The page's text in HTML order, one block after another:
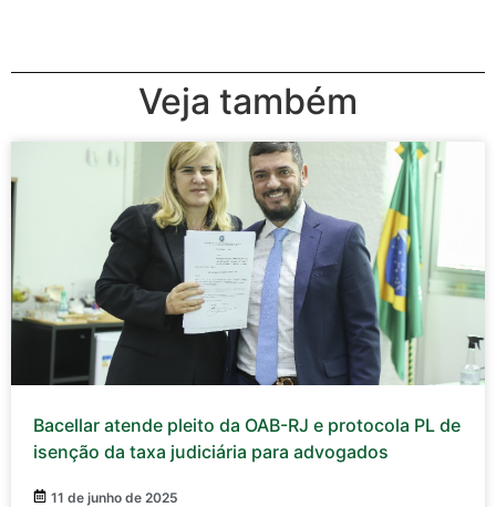
Veja também
Bacellar atende pleito da OAB-RJ e protocola PL de
isenção da taxa judiciária para advogados
11 de junho de 2025